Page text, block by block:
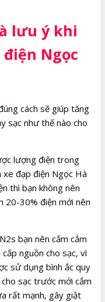
lưu ý khi
Ngọc
cách sẽ giúp tăng
sạc như thế nào cho
lượng điện trong
xe đạp điện Ngọc Hà
thì bạn không nên
20-30% điện mới nên
bạn nên cắm cắm
nguồn cho sạc, vì
sử dụng bình ắc quy
sạc trước mới cắm
rất mạnh, gây giật